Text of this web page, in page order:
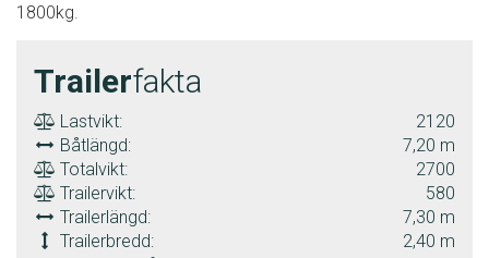
1800kg.
Trailerfakta
Lastvikt:
2120
Båtlängd:
7,20 m
Totalvikt:
2700
Trailervikt:
580
Trailerlängd:
7,30 m
Trailerbredd:
2,40 m